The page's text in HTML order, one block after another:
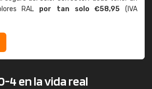
RAL por tan solo €58,95 (IVA
4 en la vida real